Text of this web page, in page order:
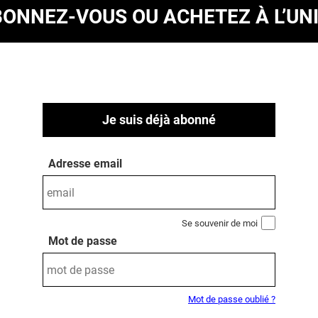
VOUS OU ACHETEZ À
Je suis déjà abonné
Adresse email
Se souvenir de moi
Mot de passe
Mot de passe oublié ?